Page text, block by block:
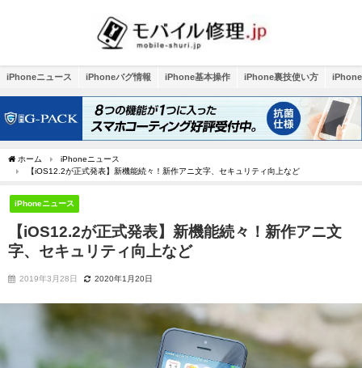
iPhoneニュース iPhoneバグ情報 iPhone基本操作 iPhone裏技使い方
ホーム
iPhoneニュース
【iOS12.2が正式発表】新機能続々！新作アニ文字、セキュリティ向上など
iPhoneニュース
【iOS12.2が正式発表】新機能続々！新作アニ文
字、セキュリティ向上など
2019年3月28日 2020年1月20日